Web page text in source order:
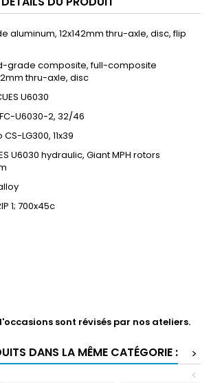
aluminum, 12x142mm thru-axle, disc, flip
grade composite, full-composite
thru-axle, disc
U6030
U6030-2, 32/46
LG300, 11x39
U6030 hydraulic, Giant MPH rotors
1; 700x45c
sont révisés par nos ateliers.
DANS LA MÊME CATÉGORIE :
>
<